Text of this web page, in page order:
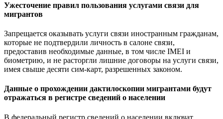
Ужесточение правил пользования услугами связи для
мигрантов
Запрещается оказывать услуги связи иностранным гражданам,
которые не подтвердили личность в салоне связи,
предоставив необходимые данные, в том числе IMEI и
биометрию, и не расторгли лишние договоры на услуги связи,
имея свыше десяти сим-карт, разрешенных законом.
Данные о прохождении дактилоскопии мигрантами будут
отражаться в регистре сведений о населении
В федеральный регистр сведений о населении включат